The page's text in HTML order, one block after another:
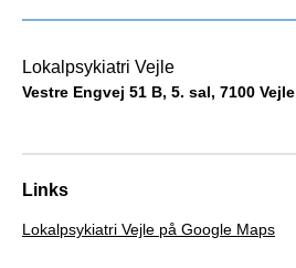
Links
Lokalpsykiatri Vejle på Google Maps
Lokalpsykiatri Vejle
Vestre Engvej 51 B, 5. sal, 7100 Vejle